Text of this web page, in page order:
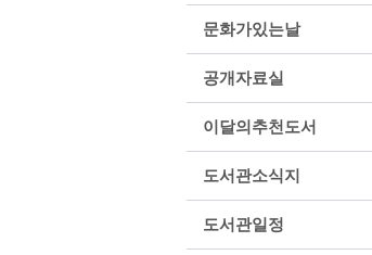
문화가있는날
공개자료실
이달의추천도서
도서관소식지
도서관일정